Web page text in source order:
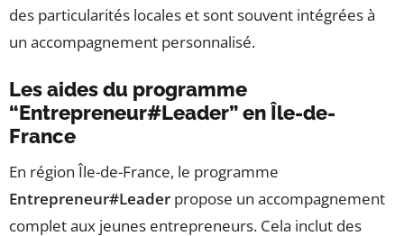
des particularités locales et sont souvent intégrées à
un accompagnement personnalisé.
Les aides du programme
“Entrepreneur#Leader” en Île-de-
France
En région Île-de-France, le programme
Entrepreneur#Leader propose un accompagnement
complet aux jeunes entrepreneurs. Cela inclut des